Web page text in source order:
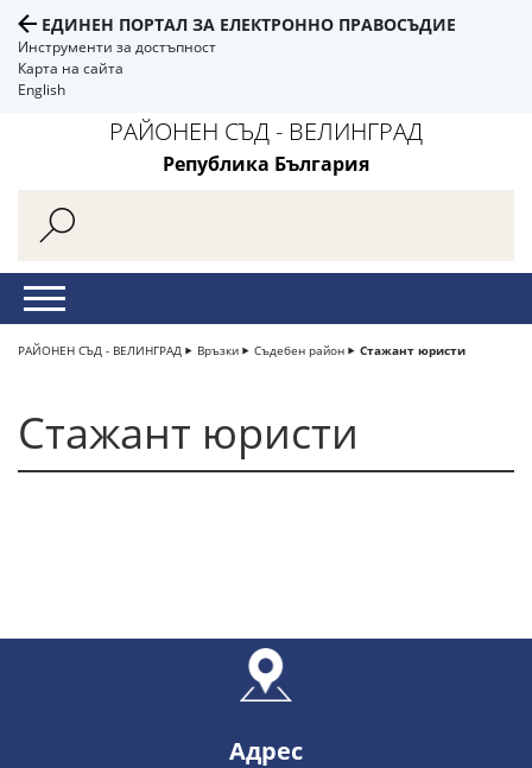
ЕДИНЕН ПОРТАЛ ЗА ЕЛЕКТРОННО ПРАВОСЪДИЕ
Инструменти за достъпност
Карта на сайта
English
РАЙОНЕН СЪД - ВЕЛИНГРАД
Република България
РАЙОНЕН СЪД - ВЕЛИНГРАД Връзки Съдебен район Стажант юристи
Стажант юристи
Адрес